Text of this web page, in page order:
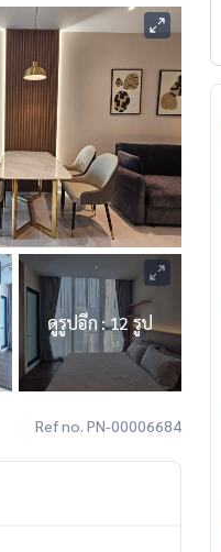
ดูรูปอีก : 12 รูป
Ref no. PN-00006684